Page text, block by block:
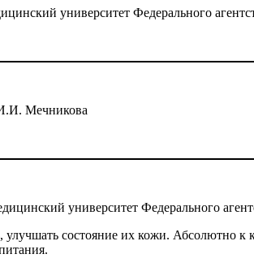
университет Федерального
Мечникова
университет Федерального
состояние их кожи. Абсолютно